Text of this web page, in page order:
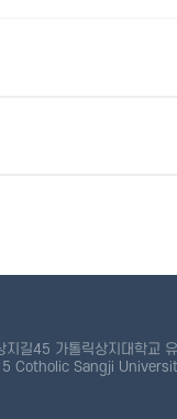
지길45 가톨릭상지대학
Cotholic Sangji